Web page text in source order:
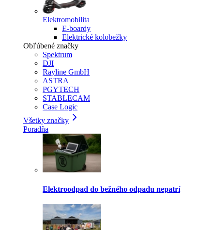
Elektromobilita
E-boardy
Elektrické kolobežky
Obľúbené značky
Spektrum
DJI
Rayline GmbH
ASTRA
PGYTECH
STABLECAM
Case Logic
Všetky značky
Poradňa
Elektroodpad do bežného odpadu nepatrí